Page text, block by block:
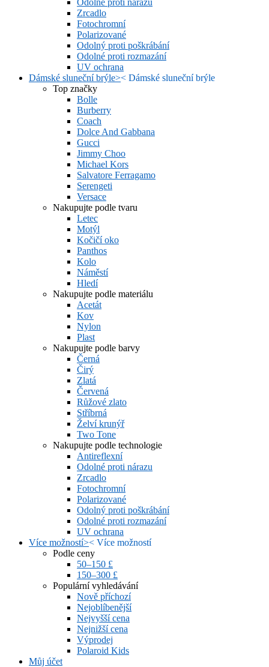
Odolné proti nárazu
Zrcadlo
Fotochromní
Polarizované
Odolný proti poškrábání
Odolné proti rozmazání
UV ochrana
Dámské sluneční brýle>< Dámské sluneční brýle
Top značky
Bolle
Burberry
Coach
Dolce And Gabbana
Gucci
Jimmy Choo
Michael Kors
Salvatore Ferragamo
Serengeti
Versace
Nakupujte podle tvaru
Letec
Motýl
Kočičí oko
Panthos
Kolo
Náměstí
Hledí
Nakupujte podle materiálu
Acetát
Kov
Nylon
Plast
Nakupujte podle barvy
Černá
Čirý
Zlatá
Červená
Růžové zlato
Stříbrná
Želví krunýř
Two Tone
Nakupujte podle technologie
Antireflexní
Odolné proti nárazu
Zrcadlo
Fotochromní
Polarizované
Odolný proti poškrábání
Odolné proti rozmazání
UV ochrana
Více možností>< Více možností
Podle ceny
50–150 £
150–300 £
Populární vyhledávání
Nově příchozí
Nejoblíbenější
Nejvyšší cena
Nejnižší cena
Výprodej
Polaroid Kids
Můj účet